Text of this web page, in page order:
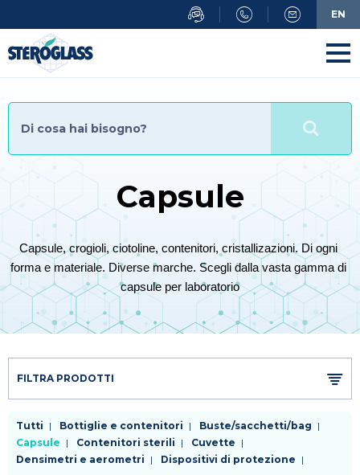
al
contenuto
principale
Capsule
Capsule, crogioli, ciotoline, contenitori, cristallizazioni. Di ogni
forma e materiale. Diverse marche. Scegli dalla vasta gamma di
capsule per laboratorio
FILTRA PRODOTTI
Tutti Bottiglie e contenitori
Buste/sacchetti/bag
Capsule
Contenitori sterili
Cuvette
Densimetri e aerometri
Dispositivi di protezione
EN